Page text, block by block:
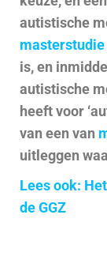
autistische
masterstudie
is, en
autistische
heeft voor
van een van
uitleggen
Lees ook:
de GGZ